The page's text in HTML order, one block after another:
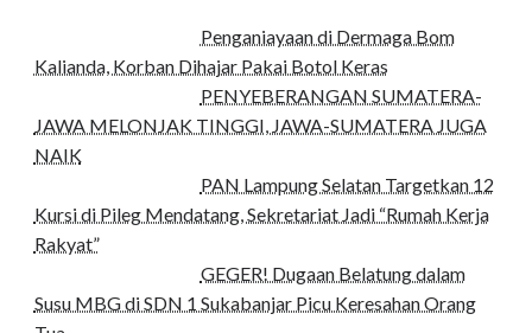
Penganiayaan di Dermaga Bom
Kalianda, Korban Dihajar Pakai Botol Keras
PENYEBERANGAN SUMATERA-
JAWA MELONJAK TINGGI, JAWA-SUMATERA JUGA
NAIK
PAN Lampung Selatan Targetkan 12
Kursi di Pileg Mendatang, Sekretariat Jadi “Rumah Kerja
Rakyat”
GEGER! Dugaan Belatung dalam
Susu MBG di SDN 1 Sukabanjar Picu Keresahan Orang